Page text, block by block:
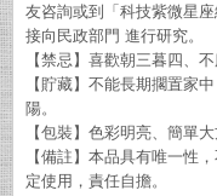
友咨詢或到「科技紫微星
接向民政部門 進行研究。
【禁忌】喜歡朝三暮四、
【貯藏】不能長期擱置家
陽。
【包裝】色彩明亮、簡單
【備註】本品具有唯一性
定使用，責任自擔。